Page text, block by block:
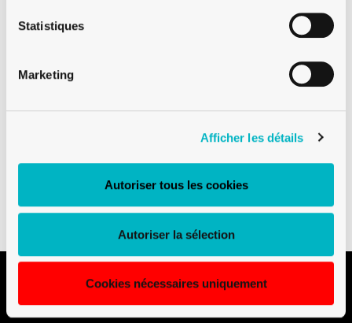
Statistiques
Marketing
Afficher les détails
Autoriser tous les cookies
Autoriser la sélection
Cookies nécessaires uniquement
Sur demande
Plan technique PDF
Contact